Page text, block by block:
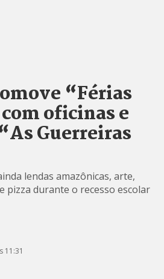
“Férias
oficinas e
Guerreiras
lendas amazônicas, arte,
pizza durante o recesso escolar
11:31